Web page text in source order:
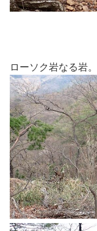
ローソク岩なる岩。